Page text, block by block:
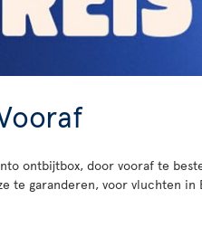
ontbijtbox, door vooraf te
te garanderen, voor vluchten